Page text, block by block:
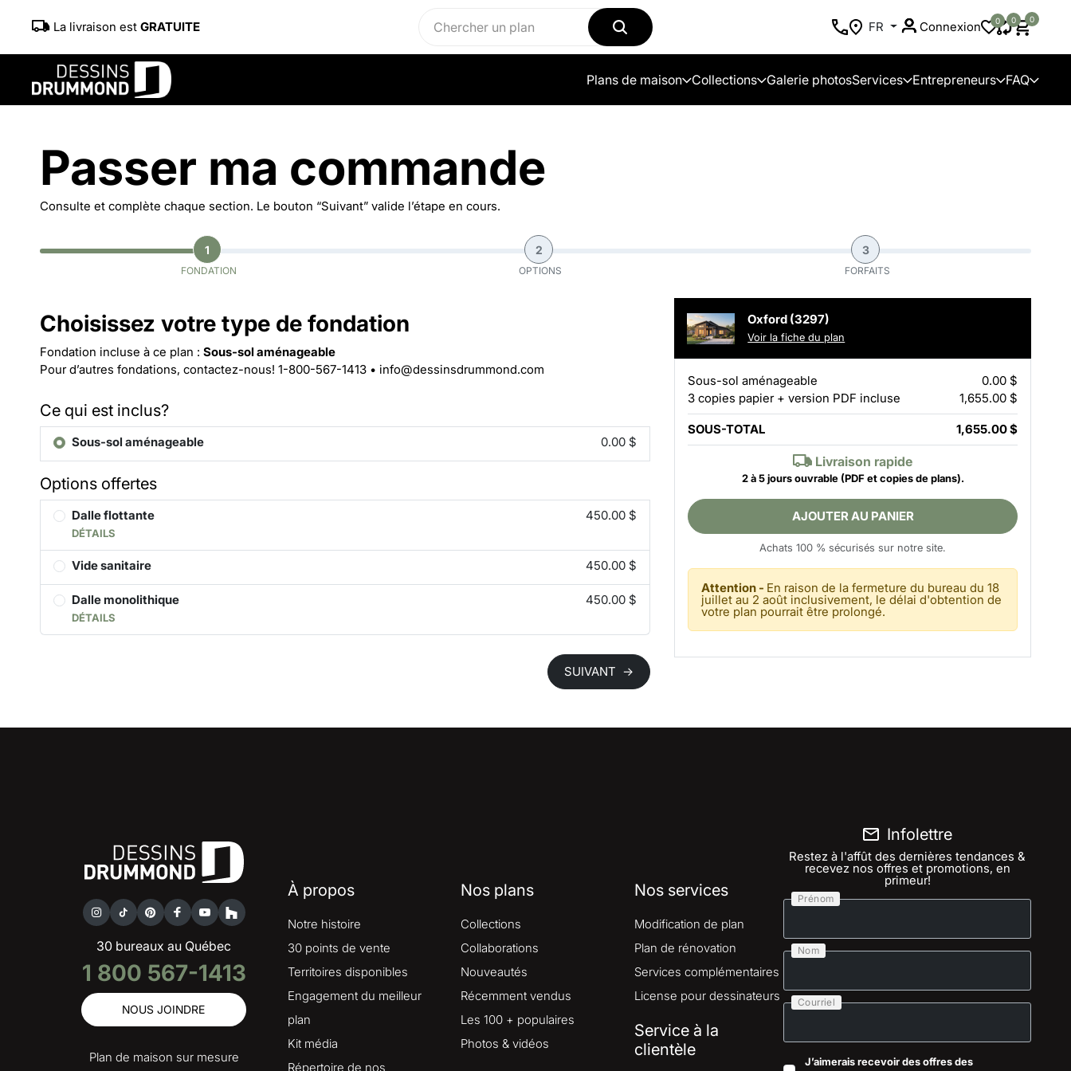
La livraison est GRATUITE FR Connexion 0 0 0
Plans de maison Collections Galerie photosServices Entrepreneurs FAQ
Passer ma commande
Consulte et complète chaque section. Le bouton “Suivant” valide l’étape en cours.
1
FONDATION
2
OPTIONS
3
FORFAITS
Choisissez votre type de fondation
Fondation incluse à ce plan : Sous-sol aménageable
Pour d’autres fondations, contactez-nous! 1-800-567-1413 • info@dessinsdrummond.com
Ce qui est inclus?
Sous-sol aménageable 0.00 $
Options offertes
Dalle flottante
DÉTAILS
450.00 $
Vide sanitaire 450.00 $
Dalle monolithique
DÉTAILS
450.00 $
SUIVANT →
Oxford (3297)
Voir la fiche du plan
Sous-sol aménageable
0.00 $
3 copies papier + version PDF incluse
1,655.00 $
SOUS-TOTAL 1,655.00 $
Livraison rapide
2 à 5 jours ouvrable(PDF et copies de plans).
AJOUTER AU PANIER
Achats 100 % sécurisés sur notre site.
Attention - En raison de la fermeture du bureau du 18
juillet au 2 août inclusivement, le délai d'obtention de
votre plan pourrait être prolongé.
30 bureaux au Québec
1 800 567-1413
NOUS JOINDRE
Plan de maison sur mesure
À propos
Notre histoire
30 points de vente
Territoires disponibles
Engagement du meilleur
plan
Kit média
Répertoire de nos
Nos plans
Collections
Collaborations
Nouveautés
Récemment vendus
Les 100 + populaires
Photos & vidéos
Nos services
Modification de plan
Plan de rénovation
Services complémentaires
License pour dessinateurs
Service à la
clientèle
Infolettre
Restez à l'affût des dernières tendances &
recevez nos offres et promotions, en
primeur!
Prénom
Nom
Courriel
J’aimerais recevoir des offres des